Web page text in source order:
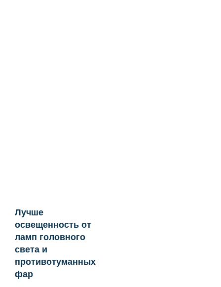
Лучше
освещенность от
ламп головного
света и
противотуманных
фар